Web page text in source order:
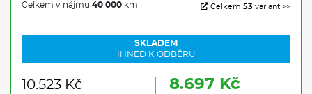
Celkem v nájmu 40 000 km Celkem 53 variant >>
SKLADEM
IHNED K ODBĚRU
10.523 Kč 8.697 Kč